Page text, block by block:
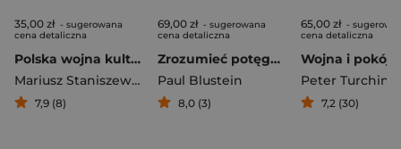
35,00 zł - sugerowana
cena detaliczna
Polska wojna kulturowa
Mariusz Staniszewski
7,9 (8)
69,00 zł - sugerowana
cena detaliczna
Zrozumieć potęgę dolara. Za kulisami globalnego systemu finansowego
Paul Blustein
8,0 (3)
65,00 zł -
cena detaliczna
Peter Turchin
7,2 (30)